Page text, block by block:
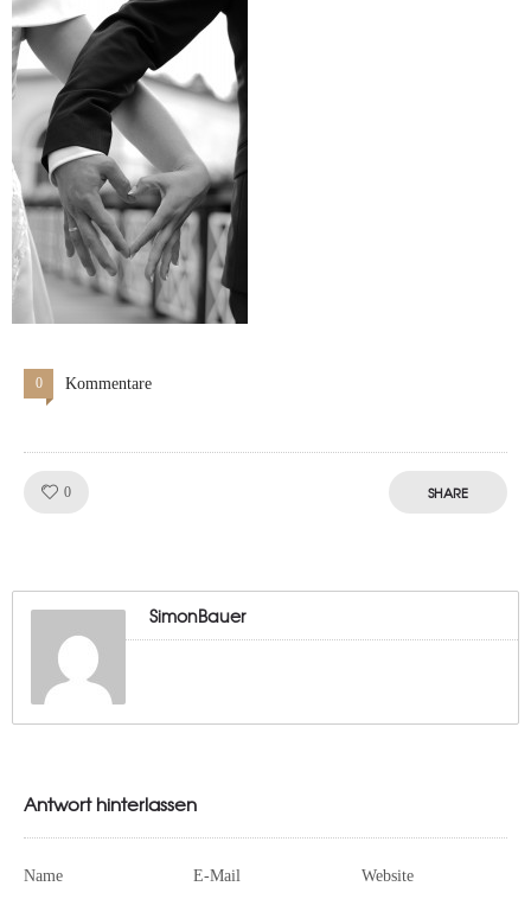
0 Kommentare
0 SHARE
SimonBauer
Antwort hinterlassen
Name E-Mail Website